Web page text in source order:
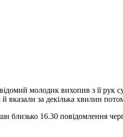
молодик вихопив з її рук
вказали за декілька хвилин
близько 16.30